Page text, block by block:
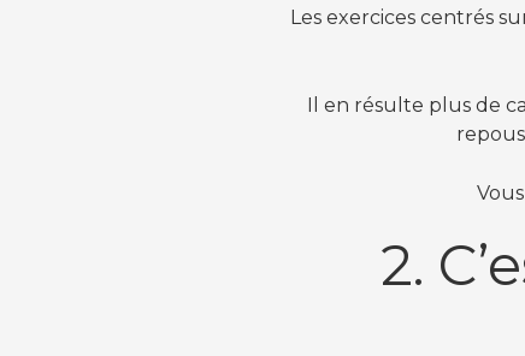
Les exercices centrés
Il en résulte plus de
2.